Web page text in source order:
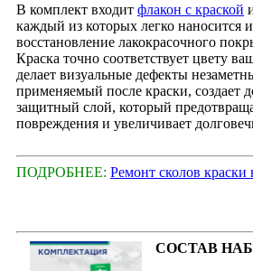
В комплект входит флакон с краской
каждый из которых легко наносится
восстановление лакокрасочного
Краска точно соответствует цвету
делает визуальные дефекты
применяемый после краски, создает
защитный слой, который
повреждения и увеличивает
ПОДРОБНЕЕ: Ремонт сколов краски
СОСТАВ